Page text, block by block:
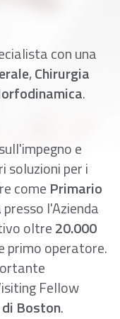
con una
,Chirurgia
.
e
soluzioni per i
come Primario
presso l'Azienda
oltre20.000
primo operatore.
Fellow
di Boston.